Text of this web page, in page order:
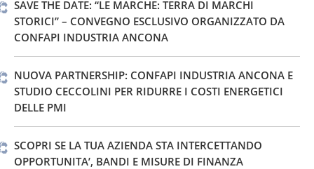
SAVE THE DATE: “LE MARCHE: TERRA DI MARCHI
STORICI” – CONVEGNO ESCLUSIVO ORGANIZZATO DA
CONFAPI INDUSTRIA ANCONA
NUOVA PARTNERSHIP: CONFAPI INDUSTRIA ANCONA E
STUDIO CECCOLINI PER RIDURRE I COSTI ENERGETICI
DELLE PMI
SCOPRI SE LA TUA AZIENDA STA INTERCETTANDO
OPPORTUNITA’, BANDI E MISURE DI FINANZA